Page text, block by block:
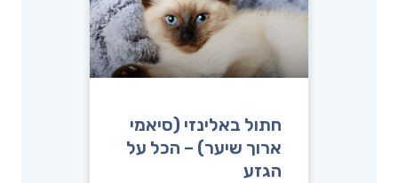
חתול באלינזי (סיאמי
ארוך שיער) – הכל על
הגזע